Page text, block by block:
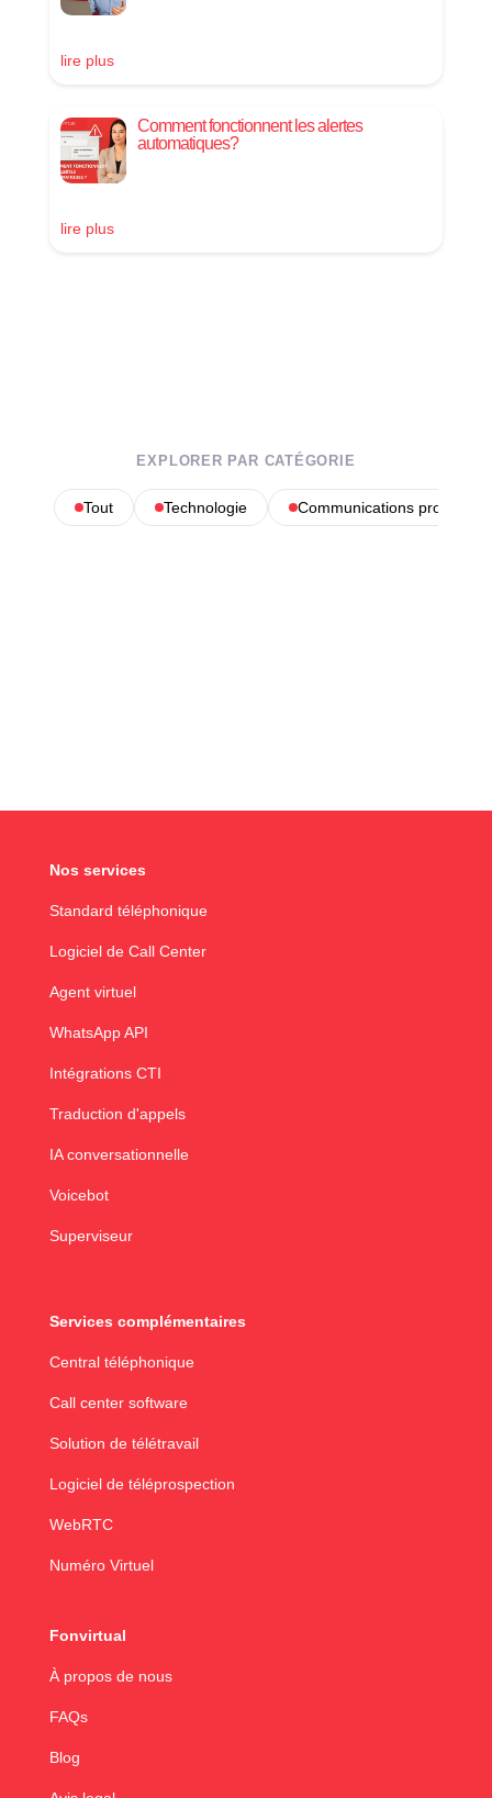
lire plus
Comment fonctionnent les alertes
automatiques?
lire plus
EXPLORER PAR CATÉGORIE
Tout Technologie Communications
Nos services
Standard téléphonique
Logiciel de Call Center
Agent virtuel
WhatsApp API
Intégrations CTI
Traduction d'appels
IA conversationnelle
Voicebot
Superviseur
Services complémentaires
Central téléphonique
Call center software
Solution de télétravail
Logiciel de téléprospection
WebRTC
Numéro Virtuel
Fonvirtual
À propos de nous
FAQs
Blog